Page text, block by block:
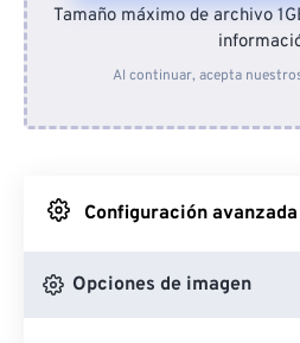
Desde el
Desde Google
Desde OneDrive
Tamaño máximo de archivo
Al continuar, acepta
Configuración
Opciones de imagen